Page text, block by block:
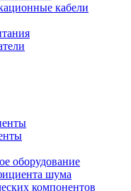
кабели
оборудование
шума
компонентов